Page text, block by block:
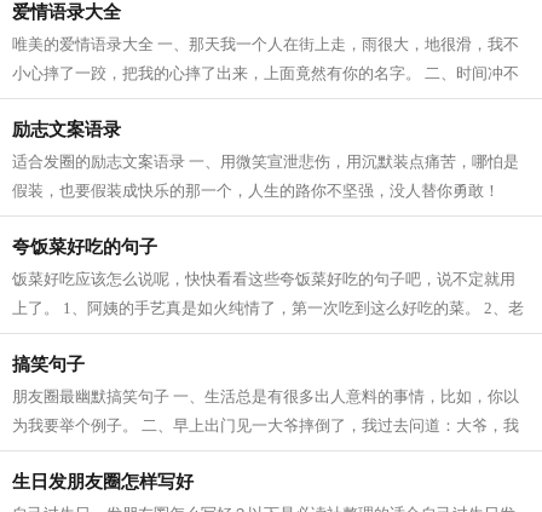
爱情语录大全
唯美的爱情语录大全 一、那天我一个人在街上走，雨很大，地很滑，我不
小心摔了一跤，把我的心摔了出来，上面竟然有你的名字。 二、时间冲不
淡真情的酒，距离拉不开思念的手。...
励志文案语录
适合发圈的励志文案语录 一、用微笑宣泄悲伤，用沉默装点痛苦，哪怕是
假装，也要假装成快乐的那一个，人生的路你不坚强，没人替你勇敢！
二、现在不玩命，将来命玩你。比你差...
夸饭菜好吃的句子
饭菜好吃应该怎么说呢，快快看看这些夸饭菜好吃的句子吧，说不定就用
上了。 1、阿姨的手艺真是如火纯情了，第一次吃到这么好吃的菜。 2、老
妈今天这个鱼头汤做得真不错，味道鲜...
搞笑句子
朋友圈最幽默搞笑句子 一、生活总是有很多出人意料的事情，比如，你以
为我要举个例子。 二、早上出门见一大爷摔倒了，我过去问道：大爷，我
一月工资2500块钱，能扶你起来么？大...
生日发朋友圈怎样写好